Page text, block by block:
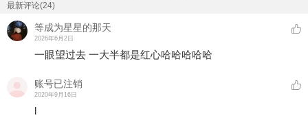
最新评论(24)
等成为星星的那天
2026年6月2日
一眼望过去 一大半都是红心哈哈哈哈哈
账号已注销
2020年9月16日
l